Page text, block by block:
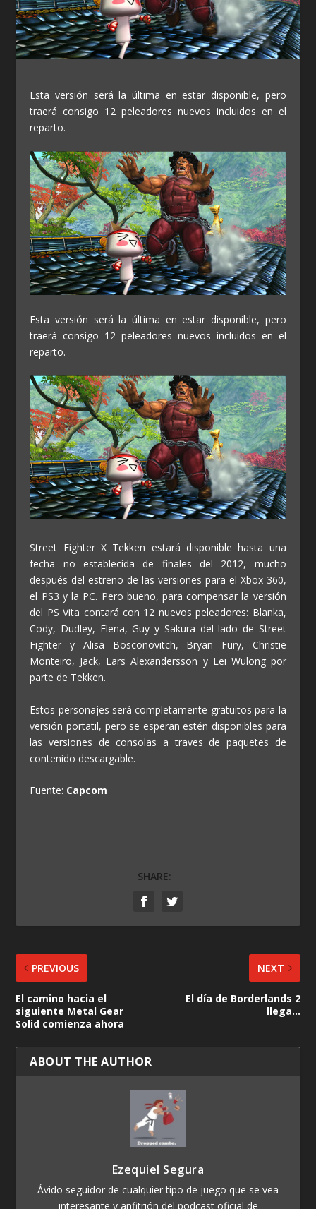
Esta versión será la última en estar disponible, pero
traerá consigo 12 peleadores nuevos incluidos en el
reparto.
Esta versión será la última en estar disponible, pero
traerá consigo 12 peleadores nuevos incluidos en el
reparto.
Street Fighter X Tekken estará disponible hasta una
fecha no establecida de finales del 2012, mucho
después del estreno de las versiones para el Xbox 360,
el PS3 y la PC. Pero bueno, para compensar la versión
del PS Vita contará con 12 nuevos peleadores: Blanka,
Cody, Dudley, Elena, Guy y Sakura del lado de Street
Fighter y Alisa Bosconovitch, Bryan Fury, Christie
Monteiro, Jack, Lars Alexandersson y Lei Wulong por
parte de Tekken.
Estos personajes será completamente gratuitos para la
versión portatil, pero se esperan estén disponibles para
las versiones de consolas a traves de paquetes de
contenido descargable.
Fuente: Capcom
SHARE:
PREVIOUS
El camino hacia el
siguiente Metal Gear
Solid comienza ahora
NEXT
El día de Borderlands 2
llega…
ABOUT THE AUTHOR
Ezequiel Segura
Ávido seguidor de cualquier tipo de juego que se vea
interesante y anfitrión del podcast oficial de